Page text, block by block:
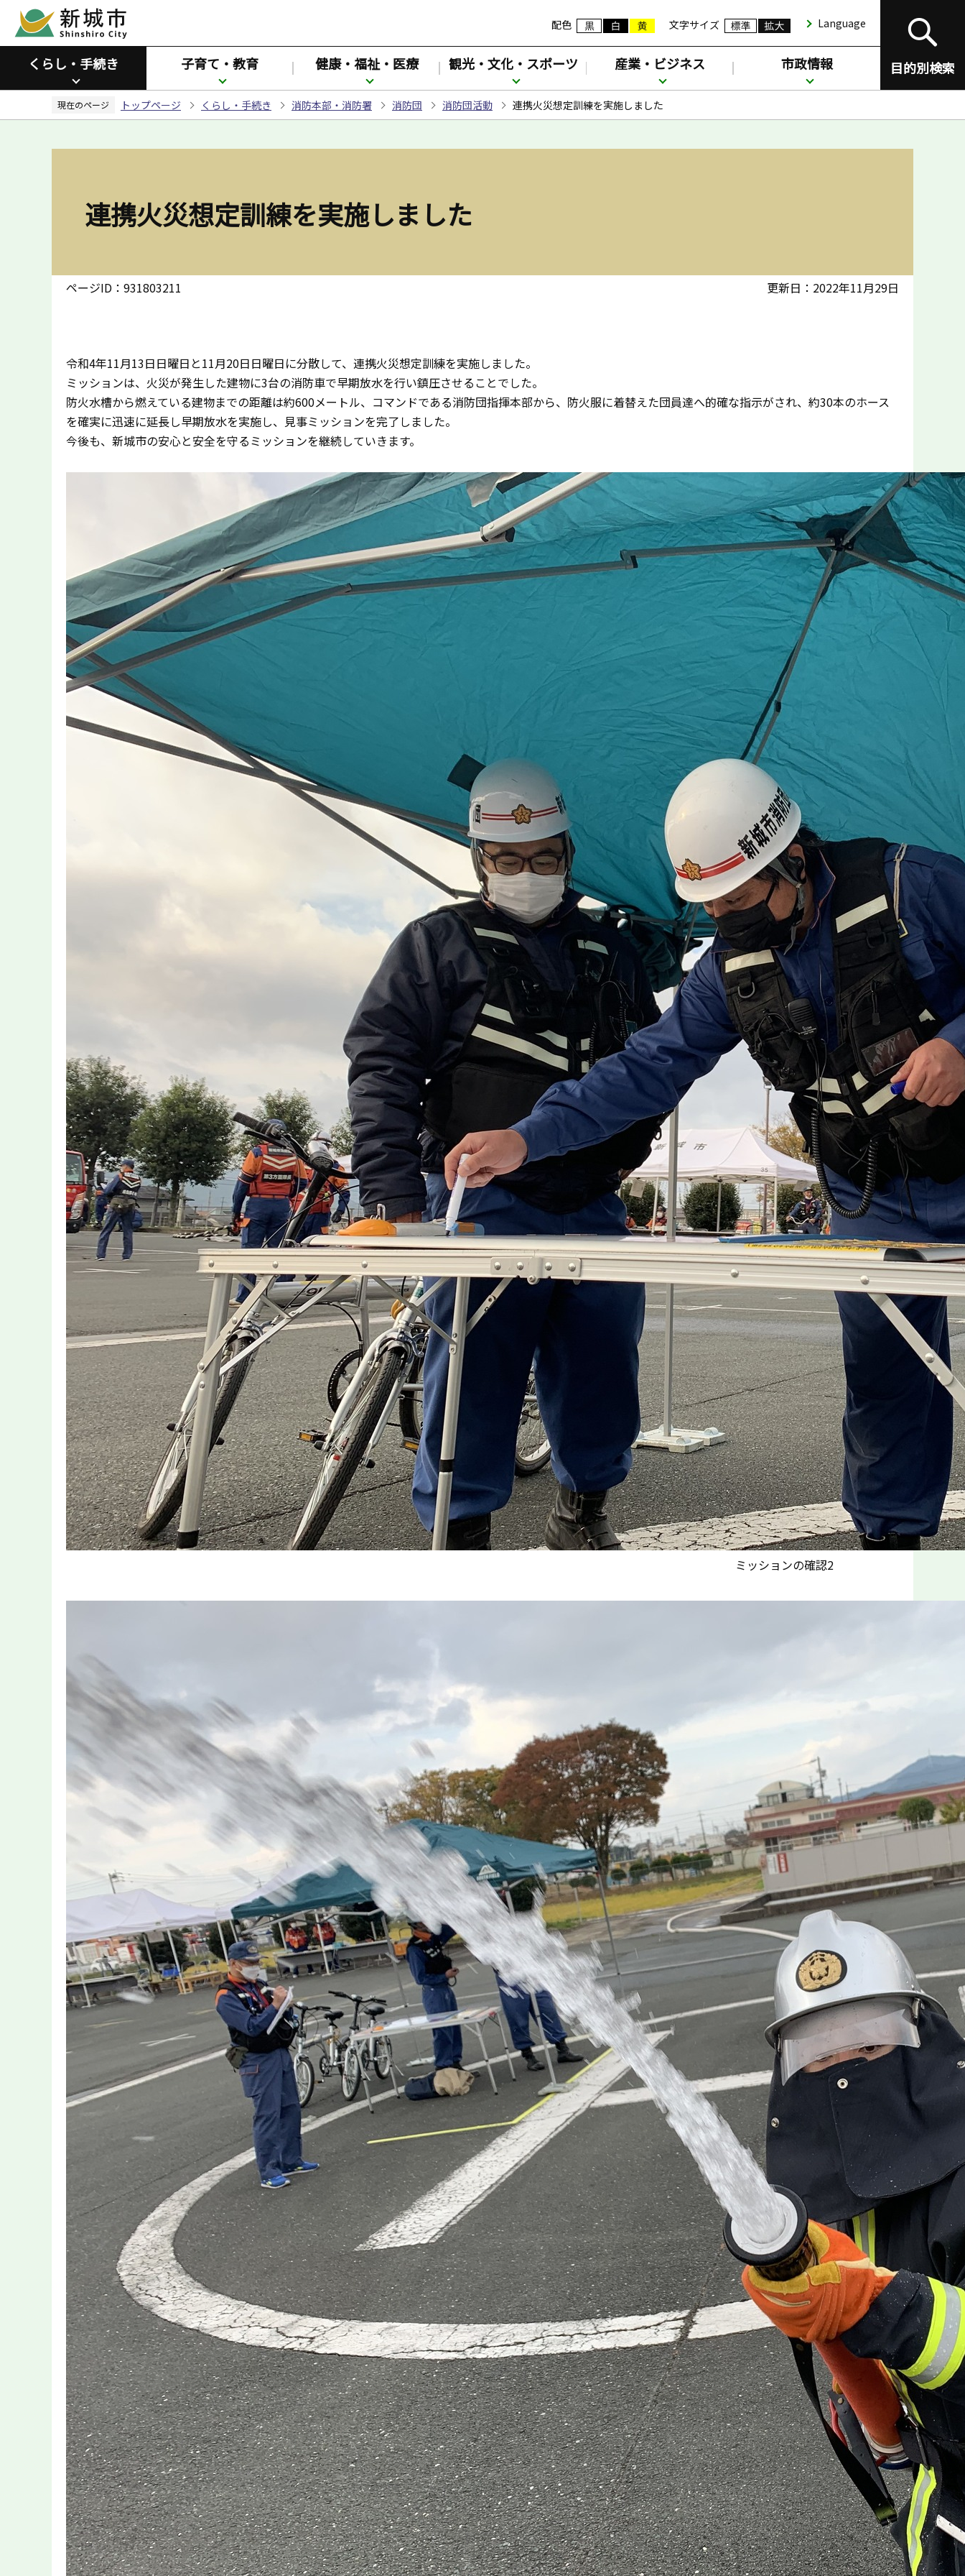
ペ
ジ
先
配色 文字サイズ Language
目的別検索
くらし・手続き 子育て・教育 健康・福祉・医療 観光・文化・スポーツ 産業・ビジネス 市政情報
現在のページ トップページ くらし・手続き 消防本部・消防署 消防団 消防団活動 連携火災想定訓練を実施しました
連携火災想定訓練を実施しました
ページID：931803211 更新日：2022年11月29日
令和4年11月13日日曜日と11月20日日曜日に分散して、連携火災想定訓練を実施しました。
ミッションは、火災が発生した建物に3台の消防車で早期放水を行い鎮圧させることでした。
防火水槽から燃えている建物までの距離は約600メートル、コマンドである消防団指揮本部から、防火服に着替えた団員達へ的確な指示がされ、約30本のホース
を確実に迅速に延長し早期放水を実施し、見事ミッションを完了しました。
今後も、新城市の安心と安全を守るミッションを継続していきます。
ミッションの確認2